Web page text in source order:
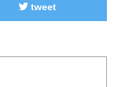
tweet